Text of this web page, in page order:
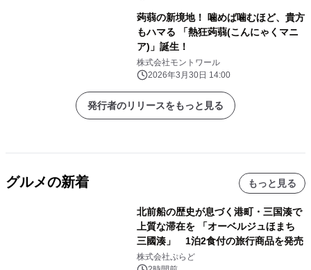
蒟蒻の新境地！ 噛めば噛むほど、貴方
もハマる 「熱狂蒟蒻(こんにゃくマニ
ア)」誕生！
株式会社モントワール
2026年3月30日 14:00
発行者のリリースをもっと見る
グルメの新着 もっと見る
北前船の歴史が息づく港町・三国湊で
上質な滞在を 「オーベルジュほまち
三國湊」 1泊2食付の旅行商品を発売
株式会社ぷらど